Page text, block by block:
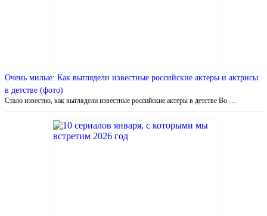
Очень милые: Как выглядели известные российские актеры и актрисы
в детстве (фото)
Стало известно, как выглядели известные российские актеры в детстве Во …